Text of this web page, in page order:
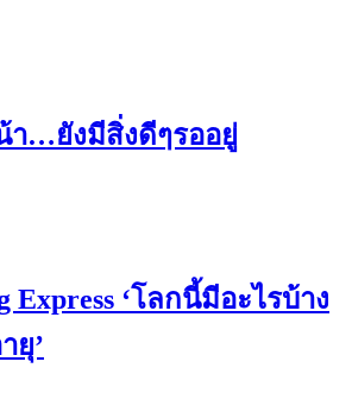
า…ยังมีสิ่งดีๆรออยู่
Express ‘โลกนี้มีอะไรบ้าง
ยุ’